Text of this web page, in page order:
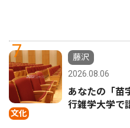
7
文化
藤沢
2026.08.06
あなたの「
行雑学大学で